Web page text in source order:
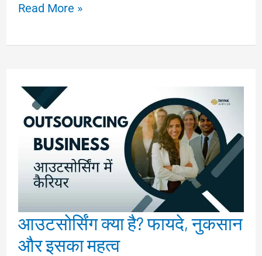
No
Job:
अनुभव
नौकरी
प्राप्त
Read More »
आउटसोर्सिंग क्या है? फायदे, नुकसान
और इसका महत्व